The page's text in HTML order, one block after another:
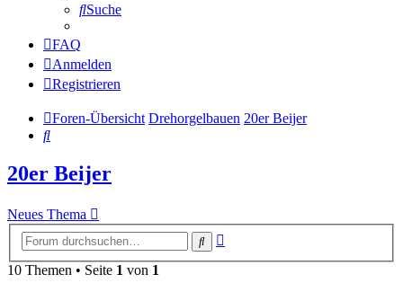
Suche
FAQ
Anmelden
Registrieren
Foren-Übersicht Drehorgelbauen 20er Beijer
Suche
20er Beijer
Neues Thema
Suche
10 Themen • Seite 1 von 1